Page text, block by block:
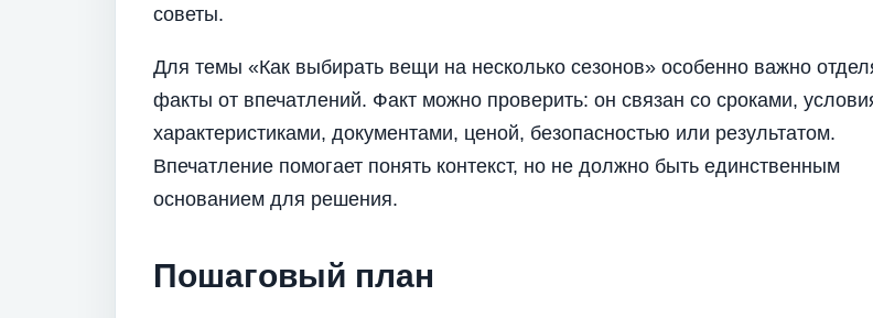
советы.
Для темы «Как выбирать вещи на несколько сезонов» особенно важно
факты от впечатлений. Факт можно проверить: он связан со сроками,
характеристиками, документами, ценой, безопасностью или результатом.
Впечатление помогает понять контекст, но не должно быть единственным
основанием для решения.
Пошаговый план